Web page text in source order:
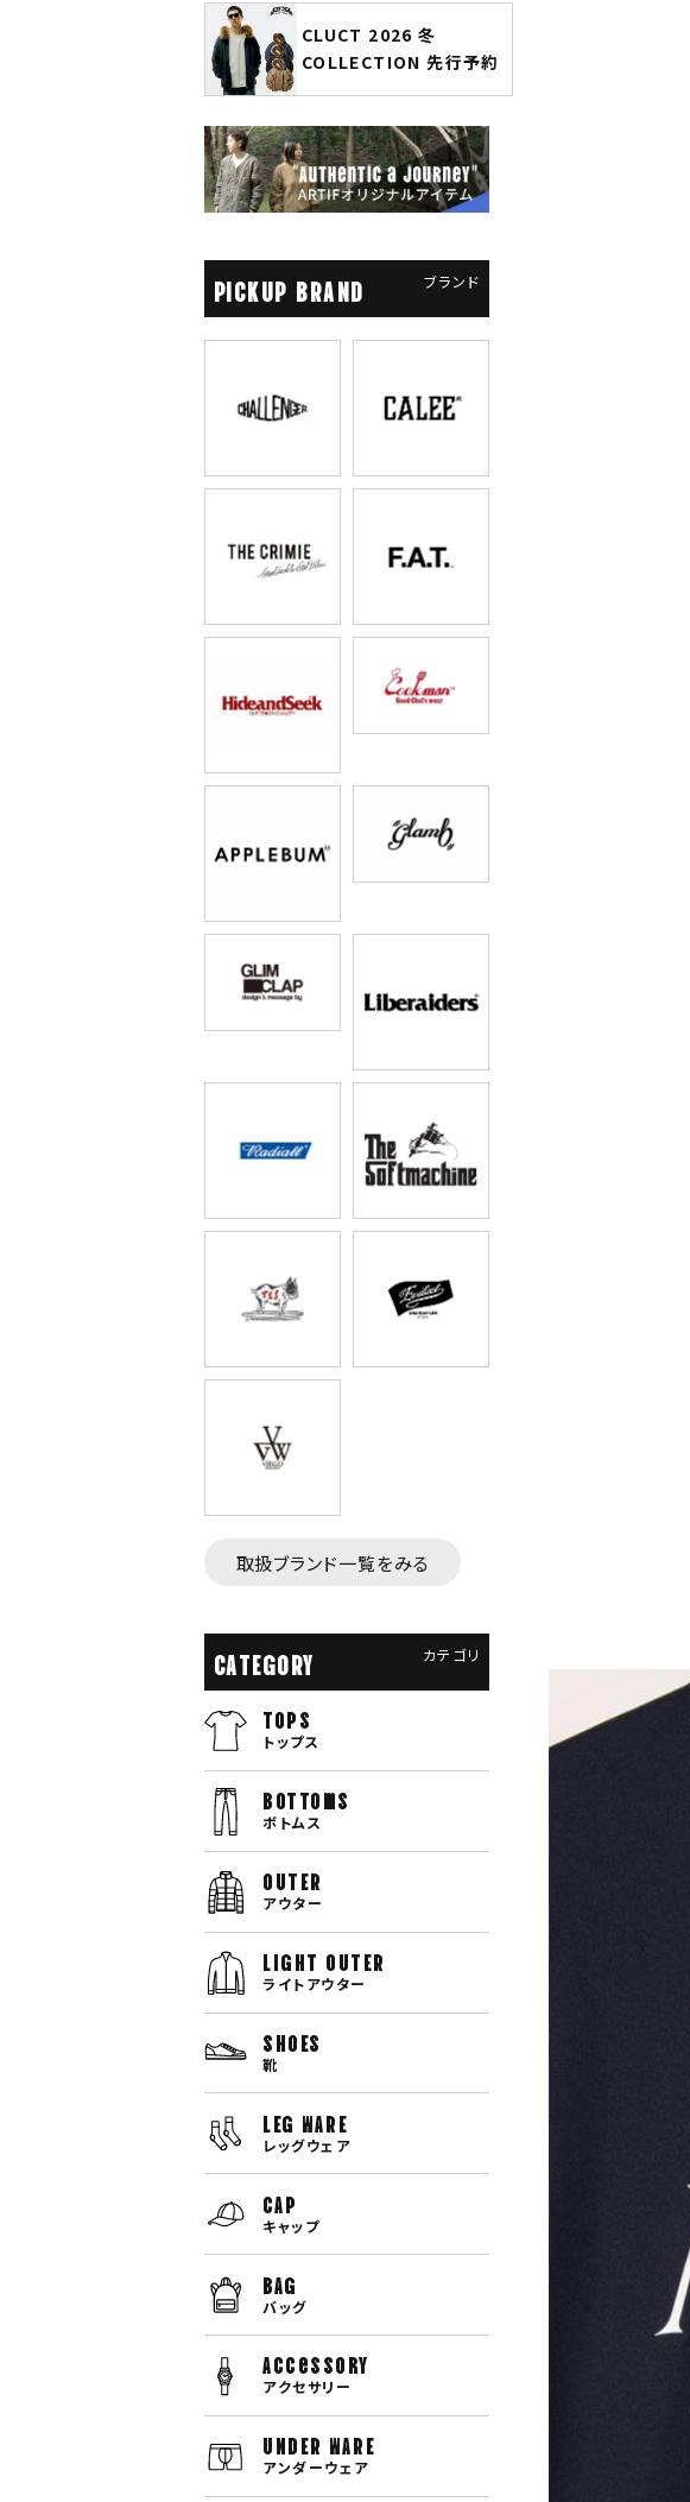
glamb × 劇場版『チェン
ソーマン レゼ篇』第2弾
先行予約
PICKUP BRAND ブランド
取扱ブランド一覧をみる
CATEGORY カテゴリ
TOPS
トップス
bottoms
ボトムス
OUTER
アウター
LIGHT OUTER
ライトアウター
SHOES
靴
LEG WARE
レッグウェア
CAP
キャップ
BAG
バッグ
Accessory
アクセサリー
UNDER WARE
アンダーウェア